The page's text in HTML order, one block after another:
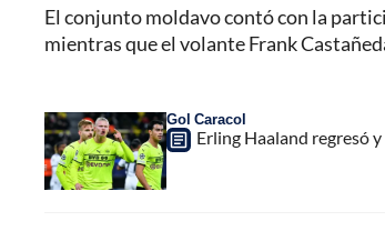
El conjunto moldavo contó con la
mientras que el volante Frank
Gol Caracol
Erling Haaland regresó